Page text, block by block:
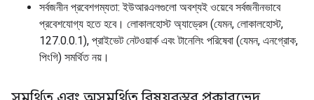
সর্বজনীন প্রবেশগম্যতা: ইউআরএলগুলো অবশ্যই ওয়েবে সর্বজনীনভাবে
প্রবেশযোগ্য হতে হবে। লোকালহোস্ট অ্যাড্রেস (যেমন, লোকালহোস্ট,
127.0.0.1), প্রাইভেট নেটওয়ার্ক এবং টানেলিং পরিষেবা (যেমন, এনগ্রোক,
পিংগি) সমর্থিত নয়।